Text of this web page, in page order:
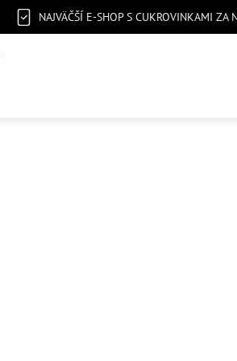
NAJVÄČŠÍ E-SHOP S CUKROVINKAMI ZA